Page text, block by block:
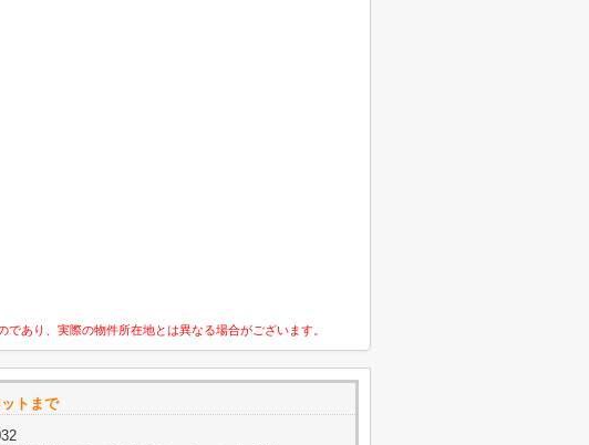
あり、実際の物件所在地とは異なる場合がございます。
トまで